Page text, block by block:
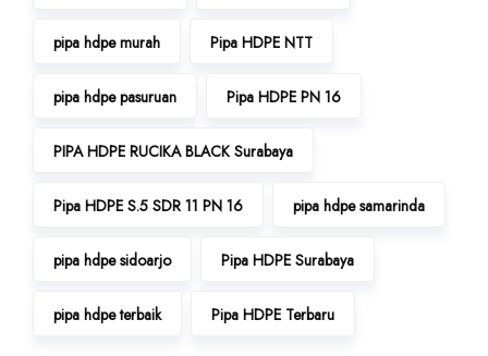
pipa hdpe murah Pipa HDPE NTT
pipa hdpe pasuruan Pipa HDPE PN 16
PIPA HDPE RUCIKA BLACK Surabaya
Pipa HDPE S.5 SDR 11 PN 16 pipa hdpe samarinda
pipa hdpe sidoarjo Pipa HDPE Surabaya
pipa hdpe terbaik Pipa HDPE Terbaru